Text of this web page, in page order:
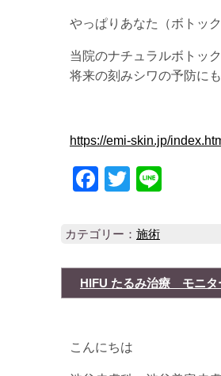
やっぱりあなた（ボトッ
当院のナチュラルボトッ
将来の刻みシワの予防に
https://emi-skin.jp/
Facebook
Twitter
カテゴリー： 施術
HIFU たるみ治療 モニタ
こんにちは